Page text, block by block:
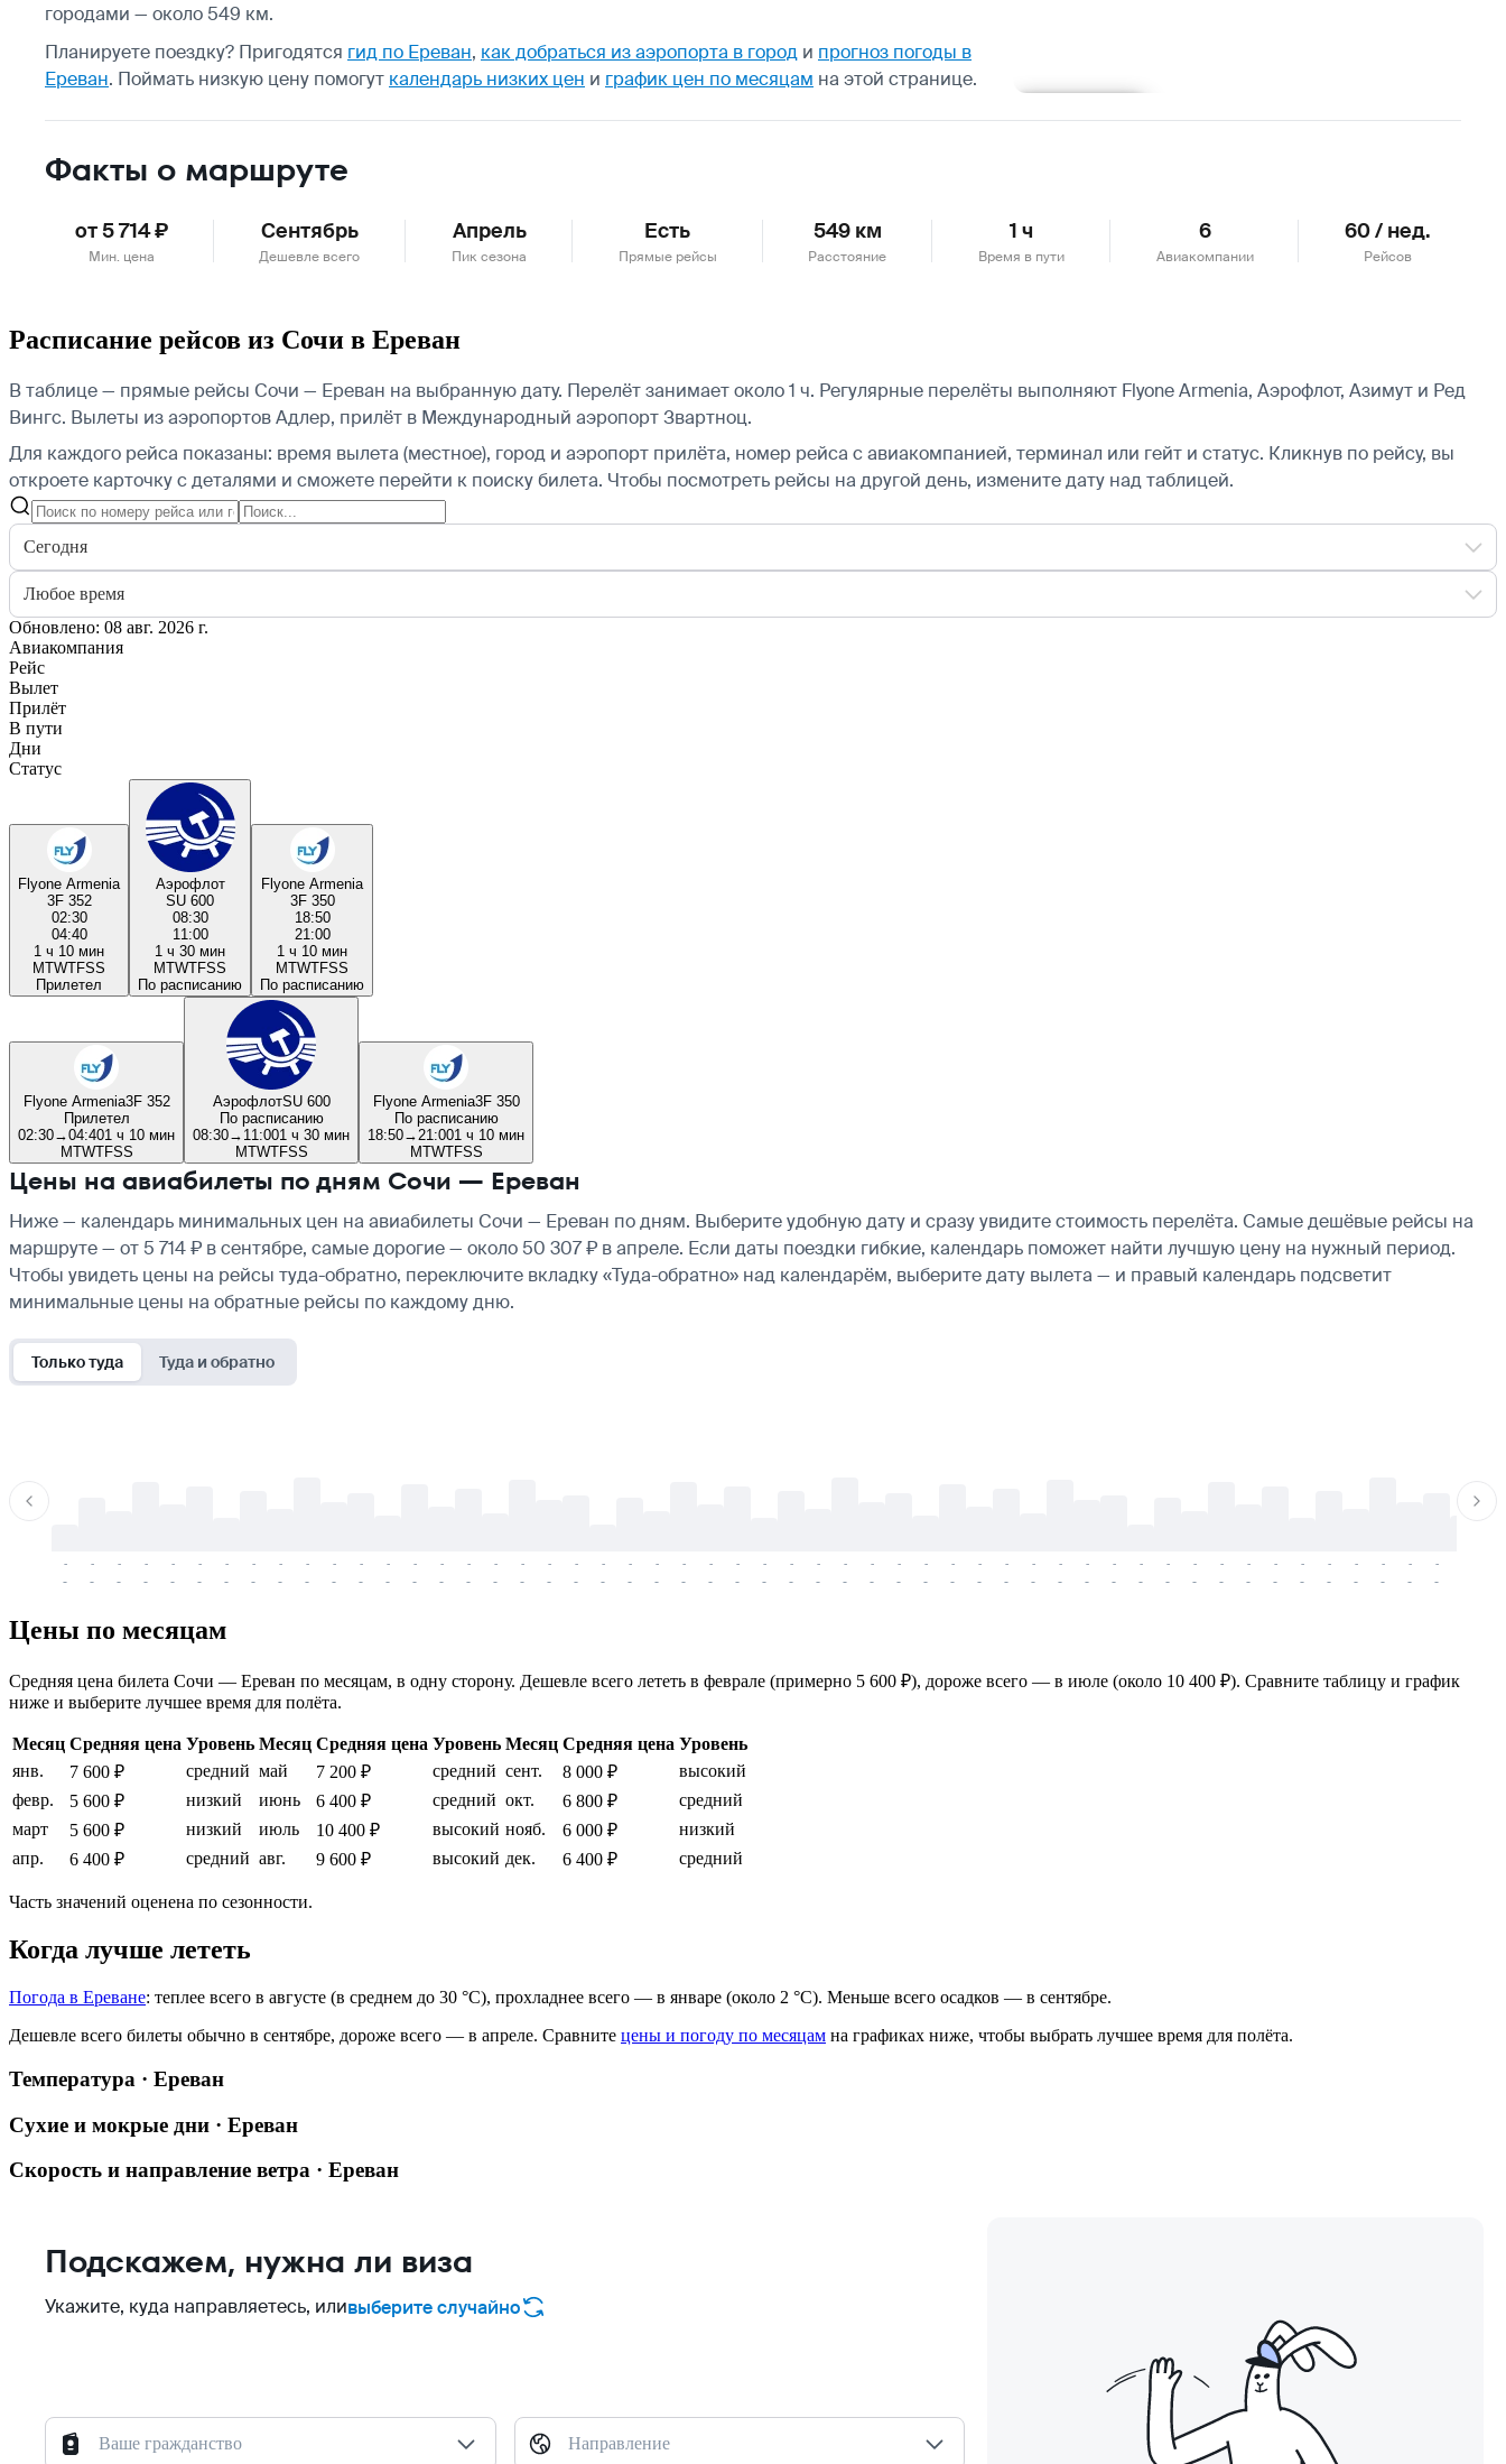
городами — около 549 км.
Планируете поездку? Пригодятся гид по Ереван, как добраться из аэропорта в город и прогноз погоды в
Ереван. Поймать низкую цену помогут календарь низких цен и график цен по месяцам на этой странице.
Факты о маршруте
от 5 714 ₽
Мин. цена
Сентябрь
Дешевле всего
Апрель
Пик сезона
Есть
Прямые рейсы
549 км
Расстояние
1 ч
Время в пути
6
Авиакомпании
60 / нед.
Рейсов
Расписание рейсов из Сочи в Ереван
В таблице — прямые рейсы Сочи — Ереван на выбранную дату. Перелёт занимает около 1 ч. Регулярные перелёты выполняют Flyone Armenia, Аэрофлот, Азимут и Ред
Вингс. Вылеты из аэропортов Адлер, прилёт в Международный аэропорт Звартноц.
Для каждого рейса показаны: время вылета (местное), город и аэропорт прилёта, номер рейса с авиакомпанией, терминал или гейт и статус. Кликнув по рейсу, вы
откроете карточку с деталями и сможете перейти к поиску билета. Чтобы посмотреть рейсы на другой день, измените дату над таблицей.
Сегодня
Любое время
Обновлено: 08 авг. 2026 г.
Авиакомпания
Рейс
Вылет
Прилёт
В пути
Дни
Статус
Flyone Armenia
3F 352
02:30
04:40
1 ч 10 мин
MTWTFSS
Прилетел
Аэрофлот
SU 600
08:30
11:00
1 ч 30 мин
MTWTFSS
По расписанию
Flyone Armenia
3F 350
18:50
21:00
1 ч 10 мин
MTWTFSS
По расписанию
Flyone Armenia3F 352
Прилетел
02:30→04:401 ч 10 мин
MTWTFSS
АэрофлотSU 600
По расписанию
08:30→ 11:001 ч 30 мин
MTWTFSS
Flyone Armenia3F 350
По расписанию
18:50→ 21:001 ч 10 мин
MTWTFSS
Цены на авиабилеты по дням Сочи — Ереван
Ниже — календарь минимальных цен на авиабилеты Сочи — Ереван по дням. Выберите удобную дату и сразу увидите стоимость перелёта. Самые дешёвые рейсы на
маршруте — от 5 714 ₽ в сентябре, самые дорогие — около 50 307 ₽ в апреле. Если даты поездки гибкие, календарь поможет найти лучшую цену на нужный период.
Чтобы увидеть цены на рейсы туда-обратно, переключите вкладку «Туда-обратно» над календарём, выберите дату вылета — и правый календарь подсветит
минимальные цены на обратные рейсы по каждому дню.
Только туда Туда и обратно
-
-
-
-
-
-
-
-
-
-
-
-
-
-
-
-
-
-
-
-
-
-
-
-
-
-
-
-
-
-
-
-
-
-
-
-
-
-
-
-
-
-
-
-
-
-
-
-
-
-
-
-
-
-
-
-
-
-
-
-
-
-
-
-
-
-
-
-
-
-
-
-
-
-
-
-
-
-
-
-
-
-
-
-
-
-
-
-
-
-
-
-
-
-
-
-
-
-
-
-
-
-
-
-
Цены по месяцам
Средняя цена билета Сочи — Ереван по месяцам, в одну сторону. Дешевле всего лететь в феврале (примерно 5 600 ₽), дороже всего — в июле (около 10 400 ₽). Сравните таблицу и график
ниже и выберите лучшее время для полёта.
Месяц Средняя цена Уровень Месяц Средняя цена Уровень Месяц Средняя цена Уровень
янв.
7 600 ₽ средний май 7 200 ₽ средний сент. 8 000 ₽
высокий
февр.
5 600 ₽ низкий июнь 6 400 ₽ средний окт. 6 800 ₽
средний
март
5 600 ₽ низкий июль 10 400 ₽ высокий нояб. 6 000 ₽
низкий
апр.
6 400 ₽ средний авг. 9 600 ₽ высокий дек. 6 400 ₽ средний
Часть значений оценена по сезонности.
Когда лучше лететь
Погода в Ереване: теплее всего в августе (в среднем до 30 °C), прохладнее всего — в январе (около 2 °C). Меньше всего осадков — в сентябре.
Дешевле всего билеты обычно в сентябре, дороже всего — в апреле. Сравните цены и погоду по месяцам на графиках ниже, чтобы выбрать лучшее время для полёта.
Температура · Ереван
Сухие и мокрые дни · Ереван
Скорость и направление ветра · Ереван
Подскажем, нужна ли виза
Укажите, куда направляетесь, иливыберите случайно
Ваше гражданство Направление